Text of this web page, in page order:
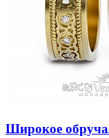
Широкое